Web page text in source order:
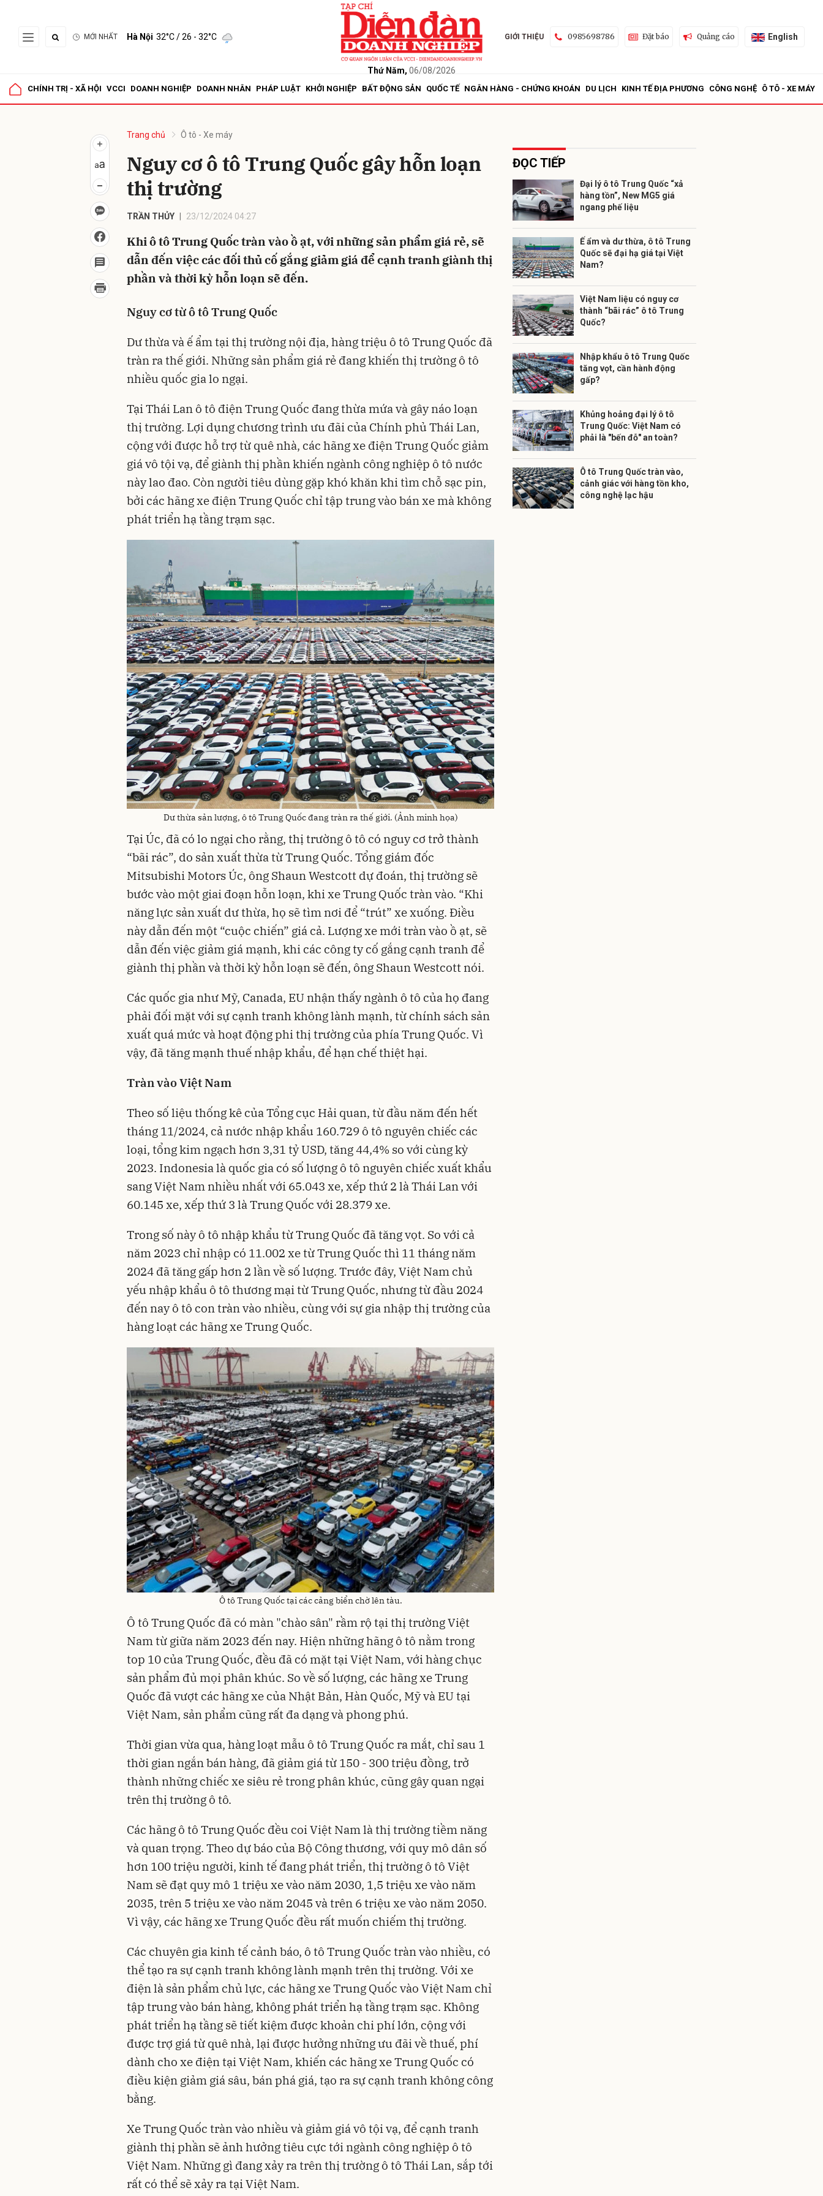
MỚI NHẤT Hà Nội 32°C/ 26 - 32°C
Thứ Năm, 06/08/2026
GIỚI THIỆU 0985698786 Đặt báo Quảng cáo English
CHÍNH TRỊ - XÃ HỘI VCCI DOANH NGHIỆP DOANH NHÂN PHÁP LUẬT KHỞI NGHIỆP BẤT ĐỘNG SẢN QUỐC TẾ NGÂN HÀNG - CHỨNG KHOÁN DU LỊCH KINH TẾ ĐỊA PHƯƠNG CÔNG NGHỆ Ô TÔ - XE MÁY
Trang chủ Ô tô - Xe máy
Nguy cơ ô tô Trung Quốc gây hỗn loạn
thị trường
TRẦN THỦY 23/12/2024 04:27
Khi ô tô Trung Quốc tràn vào ồ ạt, với những sản phẩm giá rẻ, sẽ
dẫn đến việc các đối thủ cố gắng giảm giá để cạnh tranh giành thị
phần và thời kỳ hỗn loạn sẽ đến.
Nguy cơ từ ô tô Trung Quốc
Dư thừa và ế ẩm tại thị trường nội địa, hàng triệu ô tô Trung Quốc đã
tràn ra thế giới. Những sản phẩm giá rẻ đang khiến thị trường ô tô
nhiều quốc gia lo ngại.
Tại Thái Lan ô tô điện Trung Quốc đang thừa mứa và gây náo loạn
thị trường. Lợi dụng chương trình ưu đãi của Chính phủ Thái Lan,
cộng với được hỗ trợ từ quê nhà, các hãng xe điện Trung Quốc giảm
giá vô tội vạ, để giành thị phần khiến ngành công nghiệp ô tô nước
này lao đao. Còn người tiêu dùng gặp khó khăn khi tìm chỗ sạc pin,
bởi các hãng xe điện Trung Quốc chỉ tập trung vào bán xe mà không
phát triển hạ tầng trạm sạc.
Dư thừa sản lượng, ô tô Trung Quốc đang tràn ra thế giới. (Ảnh minh họa)
Tại Úc, đã có lo ngại cho rằng, thị trường ô tô có nguy cơ trở thành
“bãi rác”, do sản xuất thừa từ Trung Quốc. Tổng giám đốc
Mitsubishi Motors Úc, ông Shaun Westcott dự đoán, thị trường sẽ
bước vào một giai đoạn hỗn loạn, khi xe Trung Quốc tràn vào. “Khi
năng lực sản xuất dư thừa, họ sẽ tìm nơi để “trút” xe xuống. Điều
này dẫn đến một “cuộc chiến” giá cả. Lượng xe mới tràn vào ồ ạt, sẽ
dẫn đến việc giảm giá mạnh, khi các công ty cố gắng cạnh tranh để
giành thị phần và thời kỳ hỗn loạn sẽ đến, ông Shaun Westcott nói.
Các quốc gia như Mỹ, Canada, EU nhận thấy ngành ô tô của họ đang
phải đối mặt với sự cạnh tranh không lành mạnh, từ chính sách sản
xuất quá mức và hoạt động phi thị trường của phía Trung Quốc. Vì
vậy, đã tăng mạnh thuế nhập khẩu, để hạn chế thiệt hại.
Tràn vào Việt Nam
Theo số liệu thống kê của Tổng cục Hải quan, từ đầu năm đến hết
tháng 11/2024, cả nước nhập khẩu 160.729 ô tô nguyên chiếc các
loại, tổng kim ngạch hơn 3,31 tỷ USD, tăng 44,4% so với cùng kỳ
2023. Indonesia là quốc gia có số lượng ô tô nguyên chiếc xuất khẩu
sang Việt Nam nhiều nhất với 65.043 xe, xếp thứ 2 là Thái Lan với
60.145 xe, xếp thứ 3 là Trung Quốc với 28.379 xe.
Trong số này ô tô nhập khẩu từ Trung Quốc đã tăng vọt. So với cả
năm 2023 chỉ nhập có 11.002 xe từ Trung Quốc thì 11 tháng năm
2024 đã tăng gấp hơn 2 lần về số lượng. Trước đây, Việt Nam chủ
yếu nhập khẩu ô tô thương mại từ Trung Quốc, nhưng từ đầu 2024
đến nay ô tô con tràn vào nhiều, cùng với sự gia nhập thị trường của
hàng loạt các hãng xe Trung Quốc.
Ô tô Trung Quốc tại các cảng biển chờ lên tàu.
Ô tô Trung Quốc đã có màn "chào sân" rầm rộ tại thị trường Việt
Nam từ giữa năm 2023 đến nay. Hiện những hãng ô tô nằm trong
top 10 của Trung Quốc, đều đã có mặt tại Việt Nam, với hàng chục
sản phẩm đủ mọi phân khúc. So về số lượng, các hãng xe Trung
Quốc đã vượt các hãng xe của Nhật Bản, Hàn Quốc, Mỹ và EU tại
Việt Nam, sản phẩm cũng rất đa dạng và phong phú.
Thời gian vừa qua, hàng loạt mẫu ô tô Trung Quốc ra mắt, chỉ sau 1
thời gian ngắn bán hàng, đã giảm giá từ 150 - 300 triệu đồng, trở
thành những chiếc xe siêu rẻ trong phân khúc, cũng gây quan ngại
trên thị trường ô tô.
Các hãng ô tô Trung Quốc đều coi Việt Nam là thị trường tiềm năng
và quan trọng. Theo dự báo của Bộ Công thương, với quy mô dân số
hơn 100 triệu người, kinh tế đang phát triển, thị trường ô tô Việt
Nam sẽ đạt quy mô 1 triệu xe vào năm 2030, 1,5 triệu xe vào năm
2035, trên 5 triệu xe vào năm 2045 và trên 6 triệu xe vào năm 2050.
Vì vậy, các hãng xe Trung Quốc đều rất muốn chiếm thị trường.
Các chuyên gia kinh tế cảnh báo, ô tô Trung Quốc tràn vào nhiều, có
thể tạo ra sự cạnh tranh không lành mạnh trên thị trường. Với xe
điện là sản phẩm chủ lực, các hãng xe Trung Quốc vào Việt Nam chỉ
tập trung vào bán hàng, không phát triển hạ tầng trạm sạc. Không
phát triển hạ tầng sẽ tiết kiệm được khoản chi phí lớn, cộng với
được trợ giá từ quê nhà, lại được hưởng những ưu đãi về thuế, phí
dành cho xe điện tại Việt Nam, khiến các hãng xe Trung Quốc có
điều kiện giảm giá sâu, bán phá giá, tạo ra sự cạnh tranh không công
bằng.
Xe Trung Quốc tràn vào nhiều và giảm giá vô tội vạ, để cạnh tranh
giành thị phần sẽ ảnh hưởng tiêu cực tới ngành công nghiệp ô tô
Việt Nam. Những gì đang xảy ra trên thị trường ô tô Thái Lan, sắp tới
rất có thể sẽ xảy ra tại Việt Nam.
ĐỌC TIẾP
Đại lý ô tô Trung Quốc “xả
hàng tồn”, New MG5 giá
ngang phế liệu
Ế ẩm và dư thừa, ô tô Trung
Quốc sẽ đại hạ giá tại Việt
Nam?
Việt Nam liệu có nguy cơ
thành “bãi rác” ô tô Trung
Quốc?
Nhập khẩu ô tô Trung Quốc
tăng vọt, cần hành động
gấp?
Khủng hoảng đại lý ô tô
Trung Quốc: Việt Nam có
phải là "bến đỗ" an toàn?
Ô tô Trung Quốc tràn vào,
cảnh giác với hàng tồn kho,
công nghệ lạc hậu
Gửi